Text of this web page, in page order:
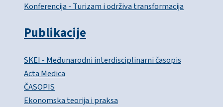
Konferencija - Turizam i održiva transformacija
Publikacije
SKEI - Međunarodni interdisciplinarni časopis
Acta Medica
ČASOPIS
Ekonomska teorija i praksa